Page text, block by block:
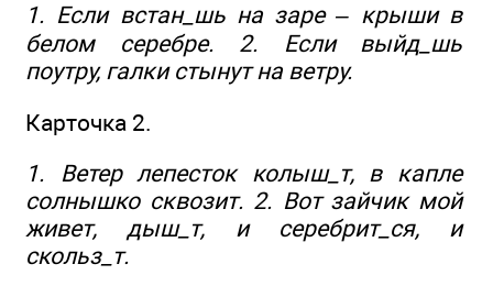
1. Если встан_шь на заре – крыши в
белом серебре. 2. Если выйд_шь
поутру, галки стынут на ветру.
Карточка 2.
1. Ветер лепесток колыш_т, в капле
солнышко сквозит. 2. Вот зайчик мой
живет, дыш_т, и серебрит_ся, и
скольз_т.